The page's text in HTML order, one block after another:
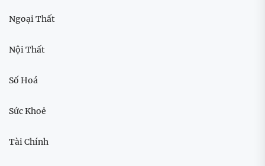
Ngoại Thất
Nội Thất
Số Hoá
Sức Khoẻ
Tài Chính